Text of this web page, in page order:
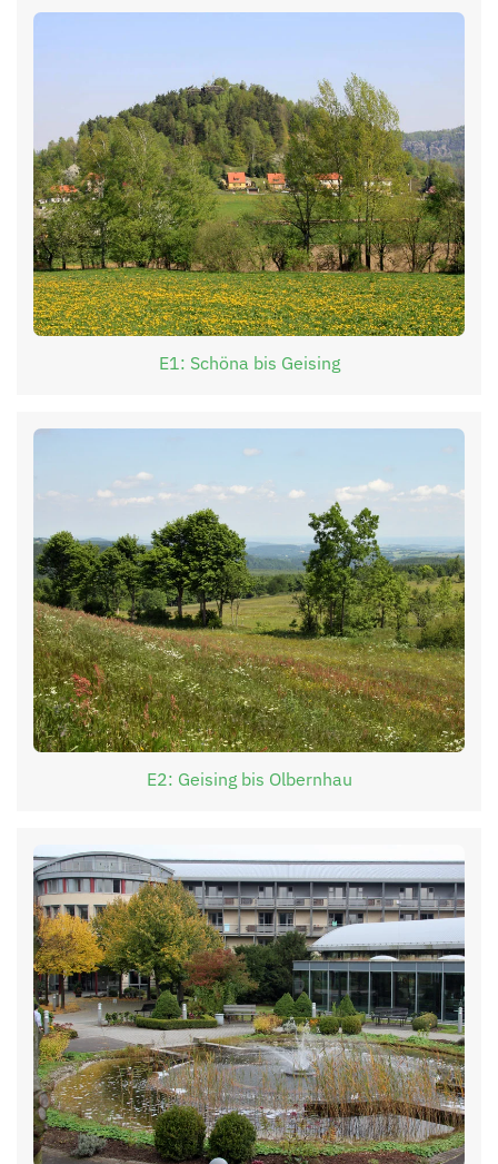
E1: Schöna bis Geising
E2: Geising bis Olbernhau